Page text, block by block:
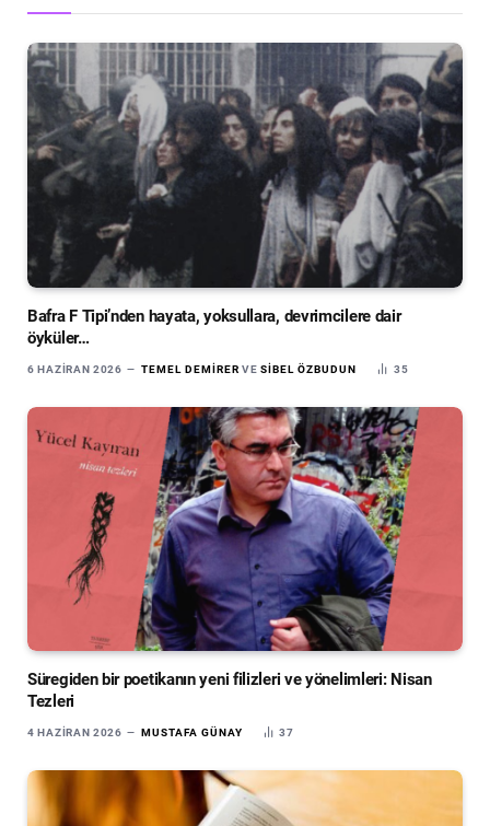
Bafra F Tipi’nden hayata, yoksullara, devrimcilere dair
öyküler…
6 HAZIRAN 2026 TEMEL DEMIRER VESIBEL ÖZBUDUN 35
Süregiden bir poetikanın yeni filizleri ve yönelimleri: Nisan
Tezleri
4 HAZIRAN 2026 MUSTAFA GÜNAY 37